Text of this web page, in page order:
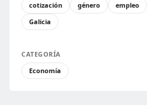
cotización
género empleo
Galicia
CATEGORÍA
Economía